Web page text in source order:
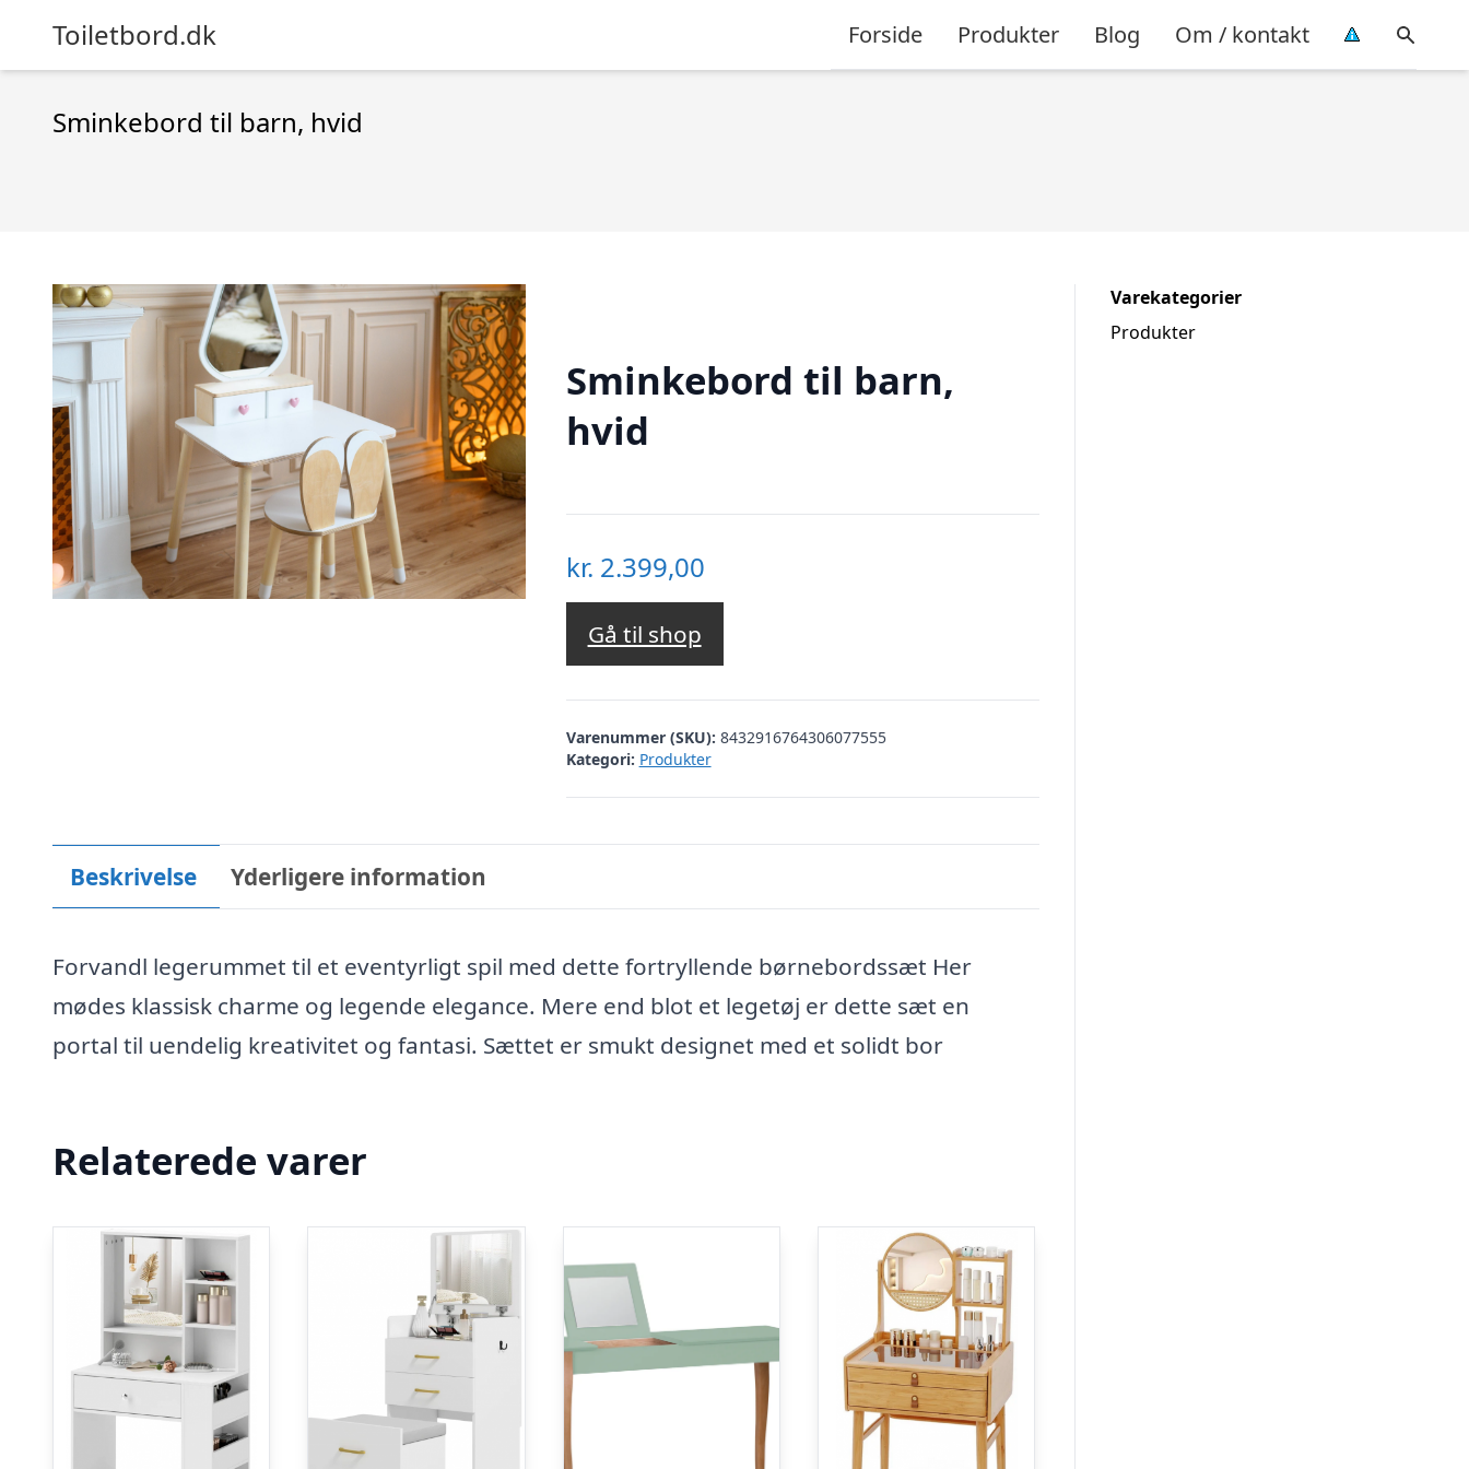
Toiletbord.dk Forside Produkter Blog Om / kontakt
Sminkebord til barn, hvid
Sminkebord til barn,
hvid
kr. 2.399,00
Gå til shop
Varenummer (SKU): 8432916764306077555
Kategori: Produkter
Beskrivelse Yderligere information
Forvandl legerummet til et eventyrligt spil med dette fortryllende børnebordssæt Her
mødes klassisk charme og legende elegance. Mere end blot et legetøj er dette sæt en
portal til uendelig kreativitet og fantasi. Sættet er smukt designet med et solidt bor
Relaterede varer
Varekategorier
Produkter